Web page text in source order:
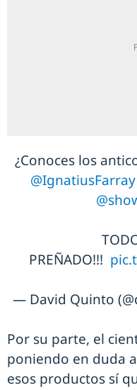
¿Conoces los
@IgnatiusFarray
PREÑADO!!!
— David Quinto
Por su parte, el
poniendo en duda
esos productos sí